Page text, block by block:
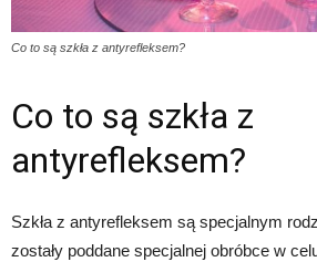
Co to są szkła z antyrefleksem?
Co to są szkła z
antyrefleksem?
Szkła z antyrefleksem są specjalnym
zostały poddane specjalnej obróbce w